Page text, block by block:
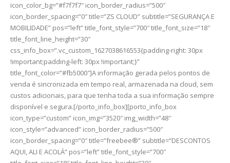
icon_color_bg=”#f7f7f7″ icon_border_radius=”500″
icon_border_spacing=”0″ title=”ZS CLOUD” subtitle=”SEGURANÇA E
MOBILIDADE” pos=”left” title_font_style=”700″ title_font_size=”18″
title_font_line_height=”30″
css_info_box=”.vc_custom_1627038616553{padding-right: 30px
!important;padding-left: 30px !important;}”
title_font_color=”#fb5000″]A informação gerada pelos pontos de
venda é sincronizada em tempo real, armazenada na cloud, sem
custos adicionais, para que tenha toda a sua informação sempre
disponível e segura.[/porto_info_box][porto_info_box
icon_type=”custom” icon_img=”3520″ img_width=”48″
icon_style=”advanced” icon_border_radius=”500″
icon_border_spacing=”0″ title=”freebee®” subtitle=”DESCONTOS
AQUI, ALI E ACOLÁ” pos=”left” title_font_style=”700″